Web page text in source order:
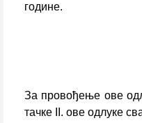
године.
За провођење ове
тачке II. ове одлуке